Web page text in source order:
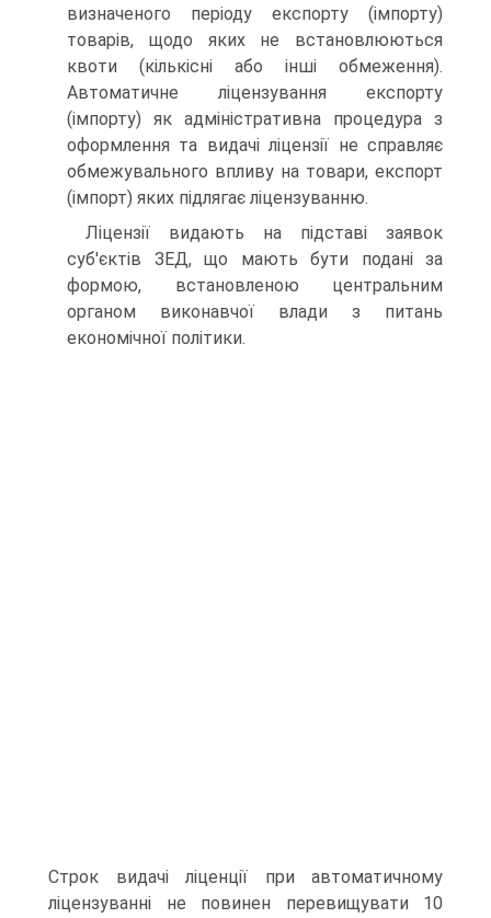
визначеного періоду експорту (імпорту)
товарів, щодо яких не встановлюються
квоти (кі­лькісні або інші обмеження).
Автоматичне ліцензування експорту
(імпорту) як адміністративна процедура з
оформ­лення та видачі ліцензії не справляє
обмежувального впливу на товари, експорт
(імпорт) яких підлягає ліцензуванню.
Ліцензії видають на підставі заявок
суб'єктів ЗЕД, що мають бути подані за
формою, встановленою центральним
органом виконавчої влади з питань
економічної політики.
Строк видачі ліценції при автоматичному
ліцензуванні не повинен перевищувати 10